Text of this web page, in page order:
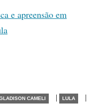
e apreensão em
CAMELI | LULA |